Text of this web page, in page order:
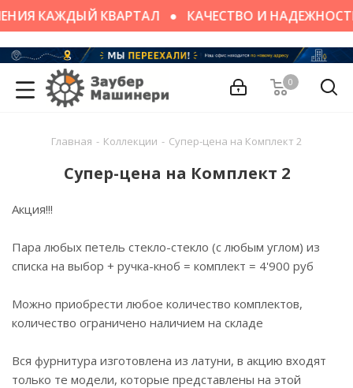
КАЖДЫЙ КВАРТАЛ КАЧЕСТВО И
0
Главная - Коллекции - Супер-цена на Комплект 2
Супер-цена на Комплект 2
Акция!!!
Пара любых петель стекло-стекло (с любым углом) из
списка на выбор + ручка-кноб = комплект = 4'900 руб
Можно приобрести любое количество комплектов,
количество ограничено наличием на складе
Вся фурнитура изготовлена из латуни, в акцию входят
только те модели, которые представлены на этой